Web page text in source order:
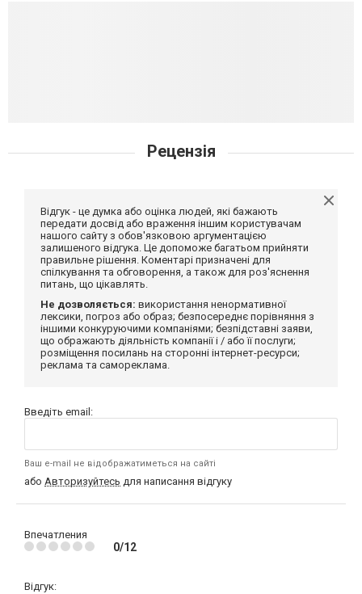
Рецензія
Відгук - це думка або оцінка людей, які бажають
передати досвід або враження іншим користувачам
нашого сайту з обов'язковою аргументацією
залишеного відгука. Це допоможе багатьом прийняти
правильне рішення. Коментарі призначені для
спілкування та обговорення, а також для роз'яснення
питань, що цікавлять.
Не дозволяється: використання ненормативної
лексики, погроз або образ; безпосереднє порівняння з
іншими конкуруючими компаніями; безпідставні заяви,
що ображають діяльність компанії і / або її послуги;
розміщення посилань на сторонні інтернет-ресурси;
реклама та самореклама.
Введіть email:
Ваш e-mail не відображатиметься на сайті
або Авторизуйтесь для написання відгуку
Впечатления
0/12
Відгук: